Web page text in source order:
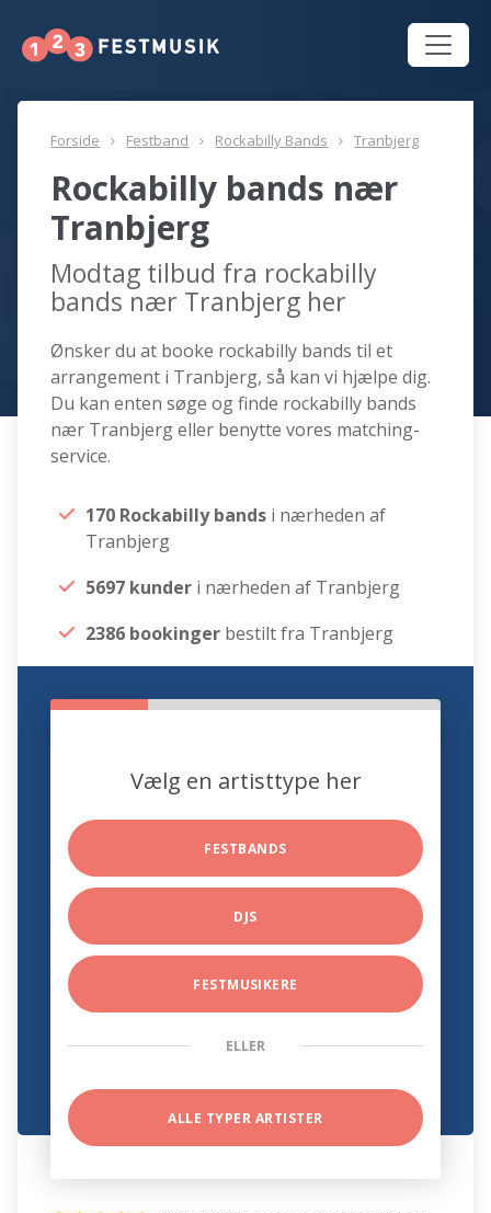
Forside Festband Rockabilly Bands Tranbjerg
Rockabilly bands nær
Tranbjerg
Modtag tilbud fra rockabilly
bands nær Tranbjerg her
Ønsker du at booke rockabilly bands til et
arrangement i Tranbjerg, så kan vi hjælpe dig.
Du kan enten søge og finde rockabilly bands
nær Tranbjerg eller benytte vores matching-
service.
170 Rockabilly bands i nærheden af
Tranbjerg
5697 kunder i nærheden af Tranbjerg
2386 bookinger bestilt fra Tranbjerg
Vælg en artisttype her
FESTBANDS
DJS
FESTMUSIKERE
ELLER
ALLE TYPER ARTISTER